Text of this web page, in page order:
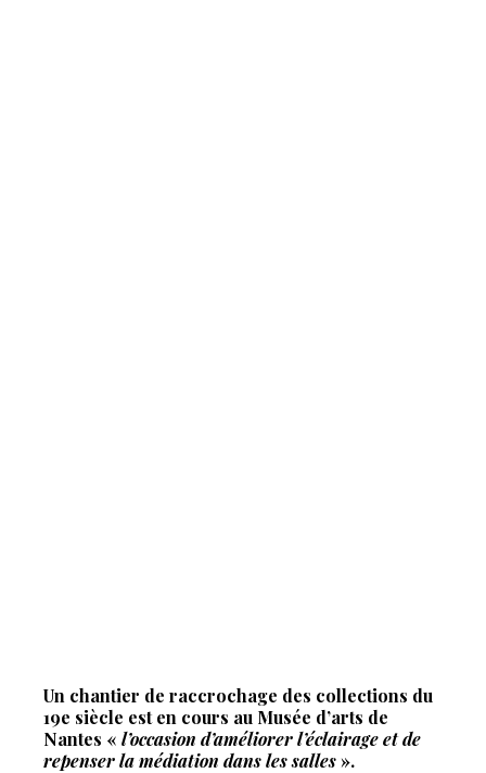
Un chantier de raccrochage des collections du
19e siècle est en cours au Musée d’arts de
Nantes « l’occasion d’améliorer l’éclairage et de
repenser la médiation dans les salles».